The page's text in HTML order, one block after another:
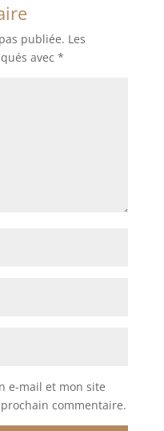
publiée. Les
avec *
e-mail et mon site
commentaire.